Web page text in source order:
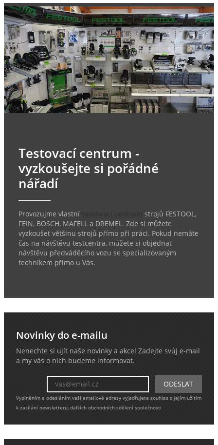
Testovací centrum -
vyzkoušejte si pořádné
nářadí
Provozujme vlastní
strojů FESTOOL,
FEIN, BOSCH, MAFELL a DREMEL. Zde si můžete
vyzkoušet většinu strojů přímo při práci. Pokud nemáte
čas na návštěvu testcentra, můžete si objednat
návštěvu předváděcího vozu se specializovaným
technikem přímo u Vás.
Novinky do e-mailu
Nenechte si ujít naše novinky a akce! Zadejte svůj e-mail
a my vás o nich budeme informovat.
Vyplněním a odesláním vaší emailové adresy vyjadřujete souhlas s jejím užitím
k zasílání newsletteru, dalších obchodních sdělení společnosti